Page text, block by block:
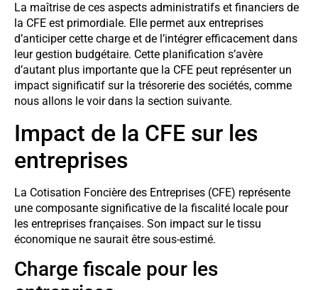
La maîtrise de ces aspects administratifs et financiers de
la CFE est primordiale. Elle permet aux entreprises
d’anticiper cette charge et de l’intégrer efficacement dans
leur gestion budgétaire. Cette planification s’avère
d’autant plus importante que la CFE peut représenter un
impact significatif sur la trésorerie des sociétés, comme
nous allons le voir dans la section suivante.
Impact de la CFE sur les
entreprises
La Cotisation Foncière des Entreprises (CFE) représente
une composante significative de la fiscalité locale pour
les entreprises françaises. Son impact sur le tissu
économique ne saurait être sous-estimé.
Charge fiscale pour les